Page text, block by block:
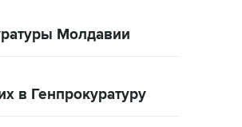
Молдавии
в Генпрокуратуру